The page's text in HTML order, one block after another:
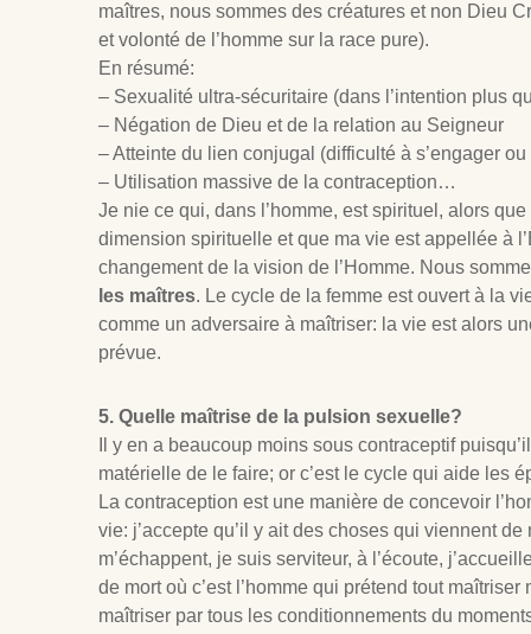
maîtres, nous sommes des créatures et non Dieu
et volonté de l’homme sur la race pure).
En résumé:
– Sexualité ultra-sécuritaire (dans l’intention plus
– Négation de Dieu et de la relation au Seigneur
– Atteinte du lien conjugal (difficulté à s’engager
– Utilisation massive de la contraception…
Je nie ce qui, dans l’homme, est spirituel, alors que
dimension spirituelle et que ma vie est appellée à
changement de la vision de l’Homme. Nous
les maîtres. Le cycle de la femme est ouvert à la
comme un adversaire à maîtriser: la vie est alors
prévue.
5. Quelle maîtrise de la pulsion sexuelle?
Il y en a beaucoup moins sous contraceptif
matérielle de le faire; or c’est le cycle qui aide les
La contraception est une manière de concevoir
vie: j’accepte qu’il y ait des choses qui viennent de
m’échappent, je suis serviteur, à l’écoute,
de mort où c’est l’homme qui prétend tout
maîtriser par tous les conditionnements du